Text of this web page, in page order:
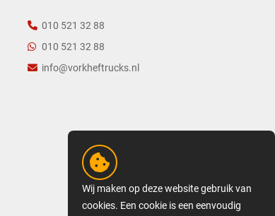
010 521 32 88
010 521 32 88
info@vorkheftrucks.nl
Wij maken op deze website gebruik van
cookies. Een cookie is een eenvoudig